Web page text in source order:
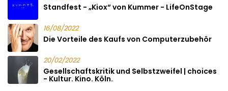
Standfest - „Kiox“ von Kummer - LifeOnStage
16/08/2022
Die Vorteile des Kaufs von Computerzubehör
20/02/2022
Gesellschaftskritik und Selbstzweifel | choices
- Kultur. Kino. Köln.